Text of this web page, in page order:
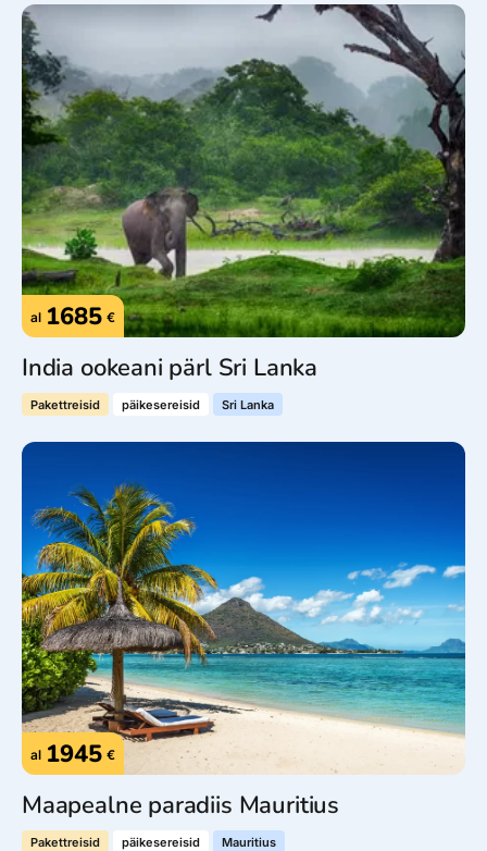
al 1685 €
India ookeani pärl Sri Lanka
Pakettreisid päikesereisid Sri Lanka
al 1945 €
Maapealne paradiis Mauritius
Pakettreisid päikesereisid Mauritius